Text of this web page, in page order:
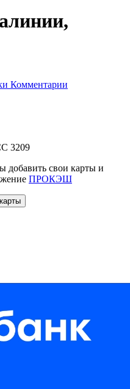
Комментарии
3209
добавить свои карты и
ПРОКЭШ